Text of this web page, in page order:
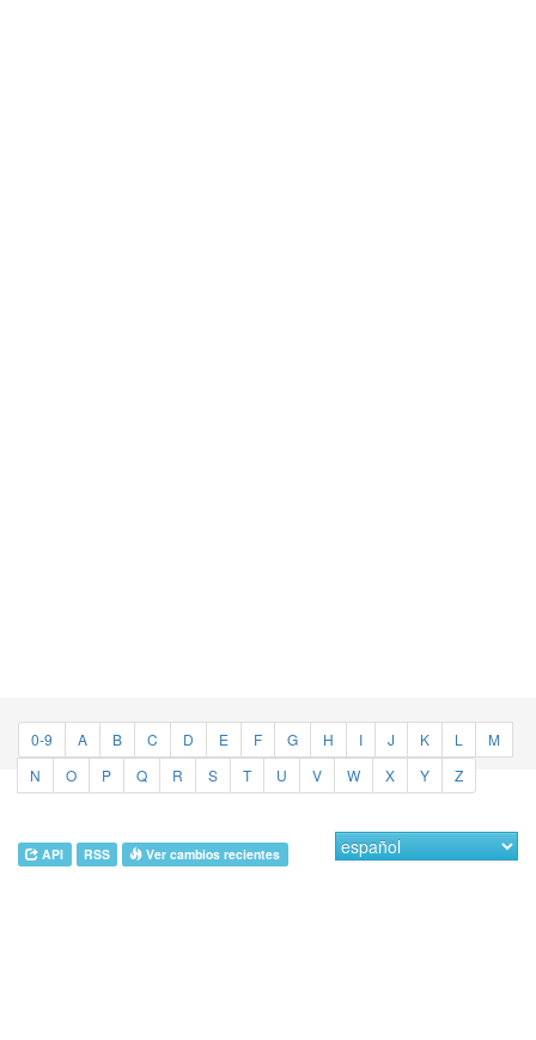
0-9 A B C D E F G H I J K L
M
N
O P Q R S T U V W X Y Z
API RSS Ver cambios recientes